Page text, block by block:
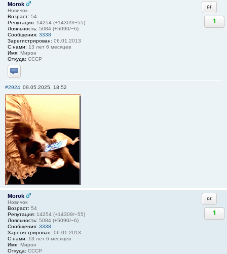
Morok
Новичок
Возраст: 54
Репутация: 14254 (+14309/−55)
Лояльность: 5084 (+5090/−6)
Сообщения: 3338
Зарегистрирован: 06.01.2013
С нами: 13 лет 6 месяцев
Имя: Мирон
Откуда: СССР
Отправить личное сообщение
1
#2924 09.05.2025, 18:52
Morok
Новичок
Возраст: 54
Репутация: 14254 (+14309/−55)
Лояльность: 5084 (+5090/−6)
Сообщения: 3338
Зарегистрирован: 06.01.2013
С нами: 13 лет 6 месяцев
Имя: Мирон
Откуда: СССР
1